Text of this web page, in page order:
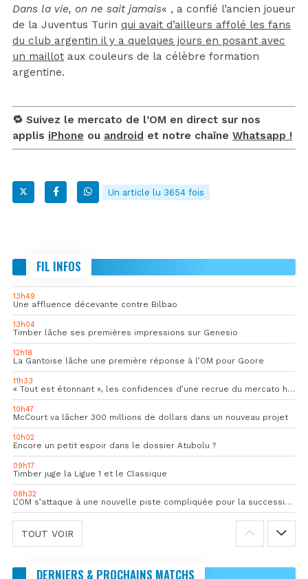
Dans la vie, on ne sait jamais« , a confié l’ancien joueur
de la Juventus Turin qui avait d’ailleurs affolé les fans
du club argentin il y a quelques jours en posant avec
un maillot aux couleurs de la célèbre formation
argentine.
🔁 Suivez le mercato de l’OM en direct sur nos
applis iPhone ou android et notre chaîne Whatsapp !
Un article lu 3654 fois
FIL INFOS
13h49
Une affluence décevante contre Bilbao
13h04
Timber lâche ses premières impressions sur Genesio
12h18
La Gantoise lâche une première réponse à l’OM pour Goore
11h33
« Tout est étonnant », les confidences d’une recrue du mercato hivernal de l’OM
10h47
McCourt va lâcher 300 millions de dollars dans un nouveau projet
10h02
Encore un petit espoir dans le dossier Atubolu ?
09h17
Timber juge la Ligue 1 et le Classique
08h32
L’OM s’attaque à une nouvelle piste compliquée pour la succession de Rulli
TOUT VOIR
DERNIERS & PROCHAINS MATCHS